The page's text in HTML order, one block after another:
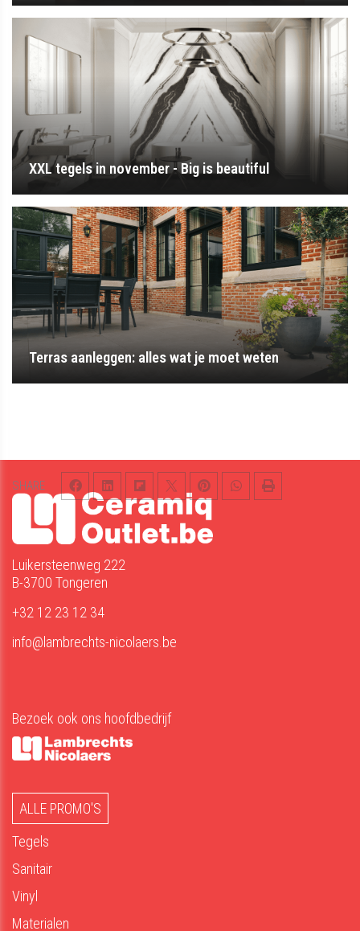
SHARE
XXL tegels in november - Big is beautiful
Terras aanleggen: alles wat je moet weten
Luikersteenweg 222
B-3700 Tongeren
+32 12 23 12 34
info@lambrechts-nicolaers.be
Bezoek ook ons hoofdbedrijf
ALLE PROMO'S
Tegels
Sanitair
Vinyl
Materialen